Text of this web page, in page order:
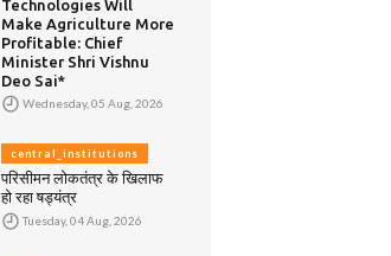
Technologies Will
Make Agriculture More
Profitable: Chief
Minister Shri Vishnu
Deo Sai*
Wednesday, 05 Aug, 2026
central_institutions
परिसीमन लोकतंत्र के खिलाफ
हो रहा षड्यंत्र
Tuesday, 04 Aug, 2026